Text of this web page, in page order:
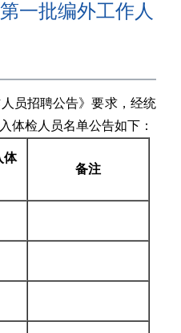
一批编外工作人
员招聘公告》要求，经统
体检人员名单公告如下：
体
备注